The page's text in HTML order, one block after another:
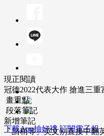
下載App抽好禮 訂閱電子報
現正閱讀
冠德2022代表大作 搶進三
畫重點
段落筆記
新增筆記
「請稍等」英文別直接中翻